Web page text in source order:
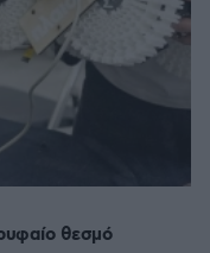
θεσμό